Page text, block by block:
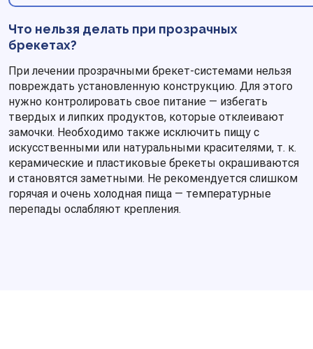
Что нельзя делать при прозрачных
брекетах?
При лечении прозрачными брекет-системами нельзя
повреждать установленную конструкцию. Для этого
нужно контролировать свое питание — избегать
твердых и липких продуктов, которые отклеивают
замочки. Необходимо также исключить пищу с
искусственными или натуральными красителями, т. к.
керамические и пластиковые брекеты окрашиваются
и становятся заметными. Не рекомендуется слишком
горячая и очень холодная пища — температурные
перепады ослабляют крепления.